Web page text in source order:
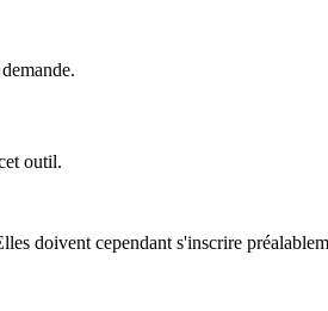
outil.
doivent cependant s'inscrire